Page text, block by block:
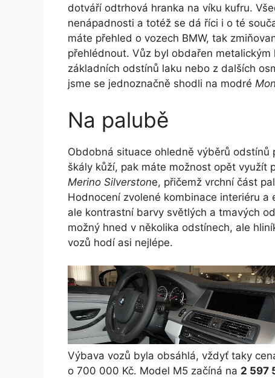
dotváří odtrhová hranka na víku kufru.
nenápadnosti a totéž se dá říci i o té
máte přehled o vozech BMW, tak
přehlédnout. Vůz byl obdařen metalickým
základních odstínů laku nebo z dalších
jsme se jednoznačně shodli na modré
Na palubě
Obdobná situace ohledně výběrů
škály kůží, pak máte možnost opět využít
Merino Silverstone, přičemž vrchní část
Hodnocení zvolené kombinace interiéru
ale kontrastní barvy světlých a tmavých
možný hned v několika odstínech, ale
vozů hodí asi nejlépe.
Výbava vozů byla obsáhlá, vždyť taky
o 700 000 Kč. Model M5 začíná na 2 597